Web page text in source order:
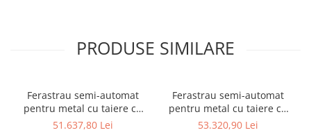
PRODUSE SIMILARE
Ferastrau semi-automat
pentru metal cu taiere cu
mitra dubla Bernardo MBS
51.637,80 Lei
Ferastrau semi-automat
pentru metal cu taiere cu
mitra dubla Bernardo MBS
53.320,90 Lei